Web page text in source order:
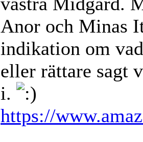
Anor och Minas
indikation om
eller rättare sagt
i.
https://